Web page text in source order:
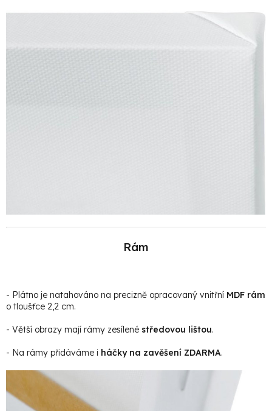
Rám
- Plátno je natahováno na precizně opracovaný vnitřní MDF rám
o tloušťce 2,2 cm.
- Větší obrazy mají rámy zesílené středovou lištou.
- Na rámy přidáváme i háčky na zavěšení ZDARMA.